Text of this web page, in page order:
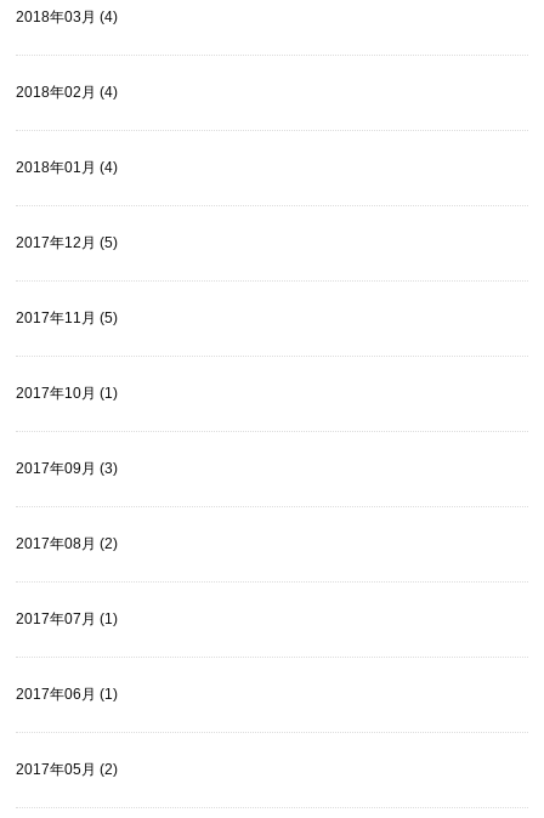
2018年03月 (4)
2018年02月 (4)
2018年01月 (4)
2017年12月 (5)
2017年11月 (5)
2017年10月 (1)
2017年09月 (3)
2017年08月 (2)
2017年07月 (1)
2017年06月 (1)
2017年05月 (2)